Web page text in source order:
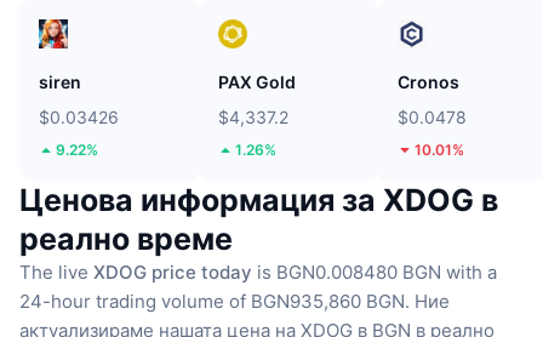
siren
$0.03426
9.22%
PAX Gold
$4,337.2
1.26%
Cronos
$0.0478
10.01%
Ценова информация за XDOG в
реално време
The live XDOG price today is BGN0.008480 BGN with a
24-hour trading volume of BGN935,860 BGN. Ние
актуализираме нашата цена на XDOG в BGN в реално